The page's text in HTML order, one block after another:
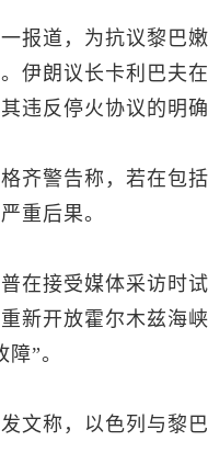
报道，为抗议黎巴
伊朗议长卡利巴夫
违反停火协议的明
齐警告称，若在包
重后果。
在接受媒体采访时
新开放霍尔木兹海
”。
文称，以色列与黎